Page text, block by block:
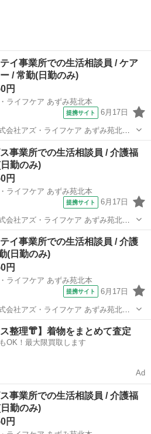
イ事業所での生活相談員 / ケア
/ 常勤(日勤のみ)
円
ライフケア あずみ苑北本
提携サイト 6月17日
事業所での生活相談員 / 介護福
勤のみ)
円
ライフケア あずみ苑北本
提携サイト 6月17日
イ事業所での生活相談員 / 介護
(日勤のみ)
円
ライフケア あずみ苑北本
提携サイト 6月17日
ス整理👘】着物をまとめて査定
OK！最大限買取します
Ad
事業所での生活相談員 / 介護福
勤のみ)
円